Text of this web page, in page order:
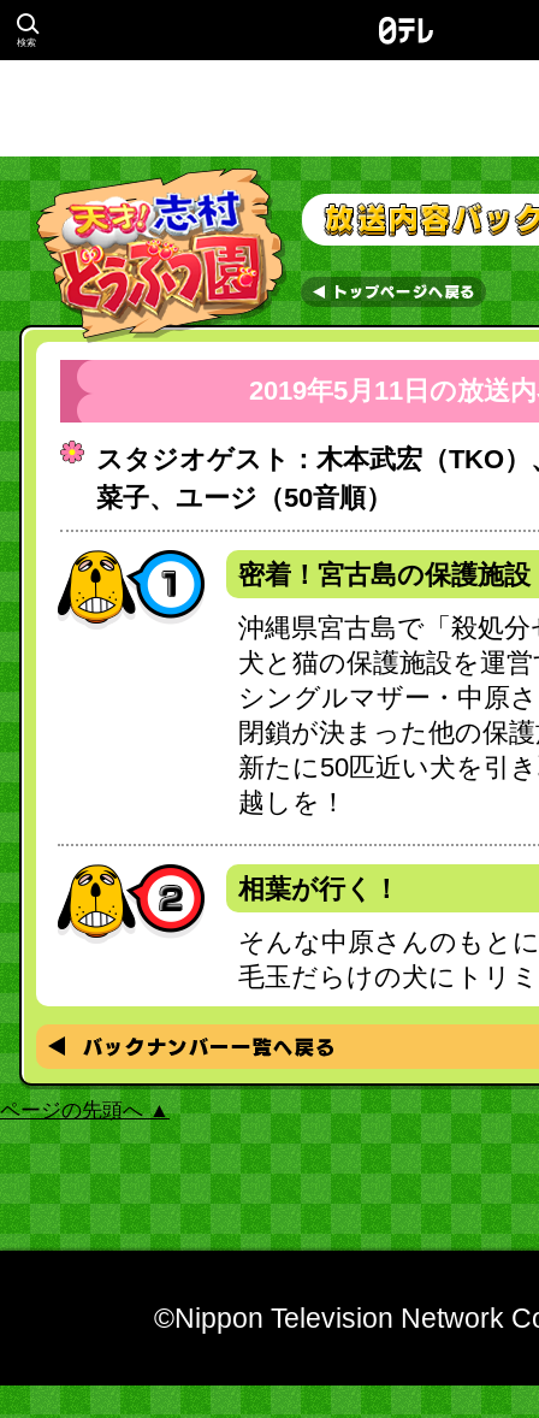
検索
2019年5月11日の放送
スタジオゲスト：木本武宏（TKO）
菜子、ユージ（50音順）
密着！宮古島の保護施設
沖縄県宮古島で「殺処
犬と猫の保護施設を運
シングルマザー・中原
閉鎖が決まった他の保
新たに50匹近い犬を引
越しを！
相葉が行く！
そんな中原さんのもと
毛玉だらけの犬にトリ
ページの先頭へ ▲
©Nippon Television Network